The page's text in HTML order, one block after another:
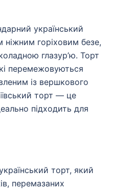
український
ніжним горіховим безе,
глазур’ю. Торт
перемежовуються
із вершкового
торт — це
підходить для
торт, який
перемазаних